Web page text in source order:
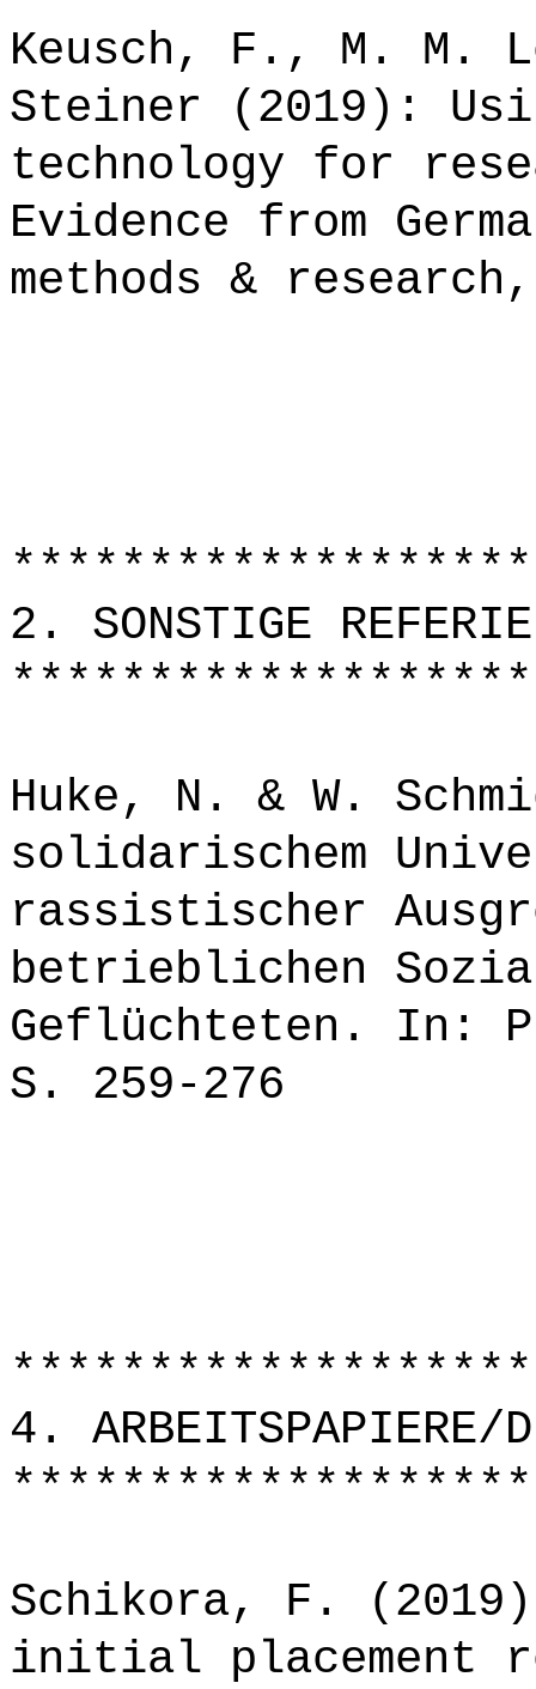
Keusch, F., M. M.
Steiner (2019):
technology for
Evidence from
methods &
2. SONSTIGE
Huke, N. & W.
solidarischem
rassistischer
betrieblichen
Geflüchteten. In:
S. 259-276
4. ARBEITSPAPIERE/
Schikora, F.
initial placement